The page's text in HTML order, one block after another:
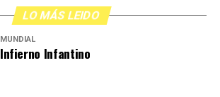
LO MÁS LEIDO
MUNDIAL
Infierno Infantino